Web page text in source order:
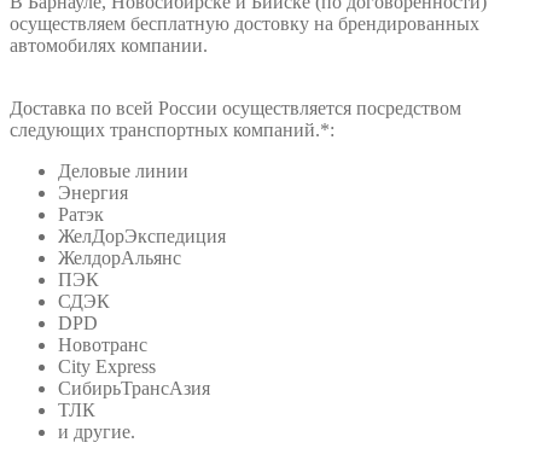
осуществляем бесплатную достовку на брендированных
автомобилях компании.
Доставка по всей России осуществляется посредством
следующих транспортных компаний.*:
Деловые линии
Энергия
Ратэк
ЖелДорЭкспедиция
ЖелдорАльянс
ПЭК
СДЭК
DPD
Новотранс
City Express
СибирьТрансАзия
ТЛК
и другие.